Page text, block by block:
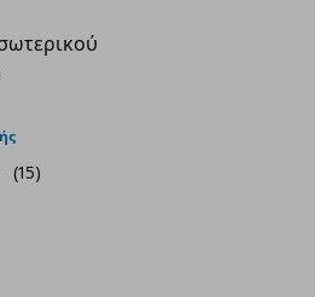
(15)
αγαπημένα